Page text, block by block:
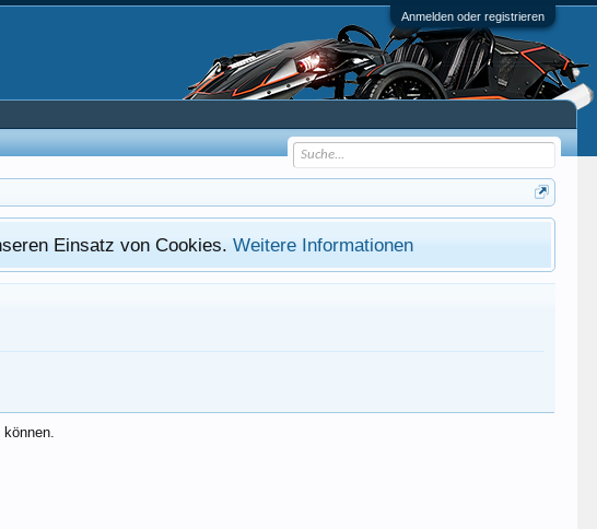
Anmelden oder registrieren
Einsatz von Cookies.Weitere Informationen